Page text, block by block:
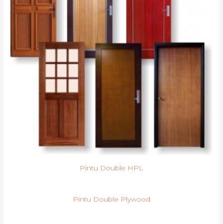
Pintu Double HPL
Pintu Double Plywood